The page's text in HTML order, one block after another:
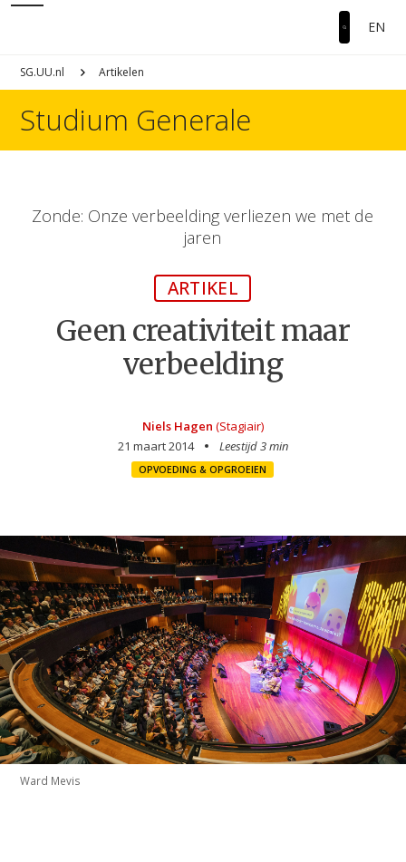
EN
SG.UU.nl Artikelen
Studium Generale
Zonde: Onze verbeelding verliezen we met de
jaren
ARTIKEL
Geen creativiteit maar
verbeelding
Niels Hagen (Stagiair)
21 maart 2014
Leestijd 3 min
OPVOEDING & OPGROEIEN
Ward Mevis